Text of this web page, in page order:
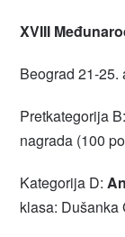
XVIII
Beograd 21-25.
Pretkategorija B:
nagrada (100
Kategorija D:
klasa: Dušanka